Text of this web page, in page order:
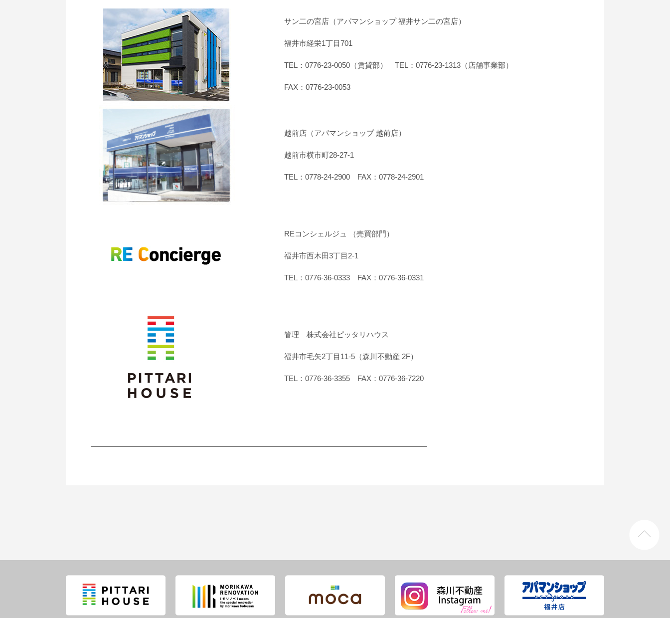
サン二の宮店（アパマンショップ 福井サン二の宮店）
福井市経栄1丁目701
TEL：0776-23-0050（賃貸部） TEL：0776-23-1313（店舗事業部）
FAX：0776-23-0053
越前店（アパマンショップ 越前店）
越前市横市町28-27-1
TEL：0778-24-2900 FAX：0778-24-2901
REコンシェルジュ （売買部門）
福井市西木田3丁目2-1
TEL：0776-36-0333 FAX：0776-36-0331
管理 株式会社ピッタリハウス
福井市毛矢2丁目11-5（森川不動産 2F）
TEL：0776-36-3355 FAX：0776-36-7220
―――――――――――――――――――――――――――――――――――――――――――――